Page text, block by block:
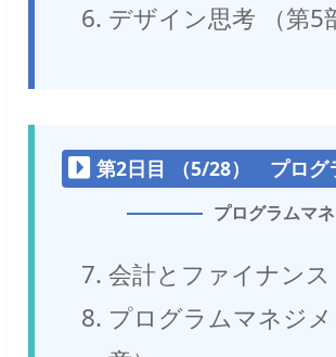
デザイン思考 （第5
第2日目 （5/28） プログ
プログラムマ
会計とファイナン
プログラムマネジ